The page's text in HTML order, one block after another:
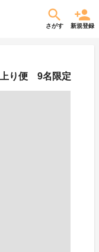
さがす 新規登録
上り便 9名限定